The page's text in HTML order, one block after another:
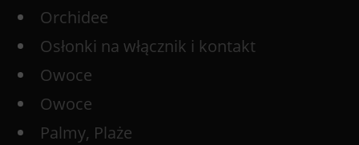
Orchidee
Osłonki na włącznik i kontakt
Owoce
Owoce
Palmy, Plaże